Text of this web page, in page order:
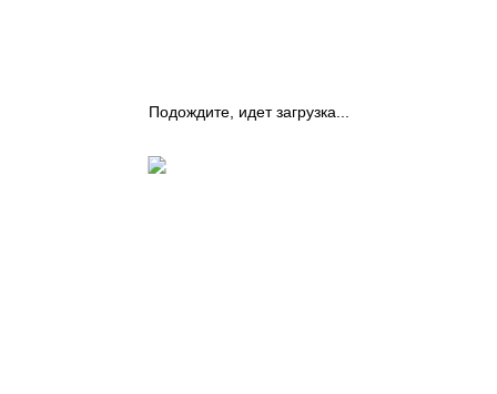
Подождите, идет загрузка...